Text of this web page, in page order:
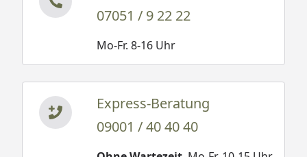
07051 / 9 22 22
Mo-Fr. 8-16 Uhr
Express-Beratung
09001 / 40 40 40